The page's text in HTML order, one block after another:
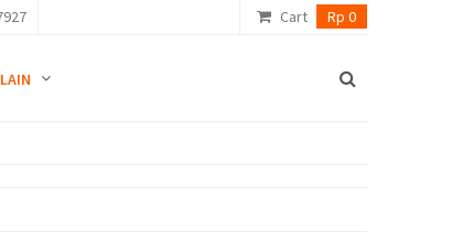
Cart Rp 0